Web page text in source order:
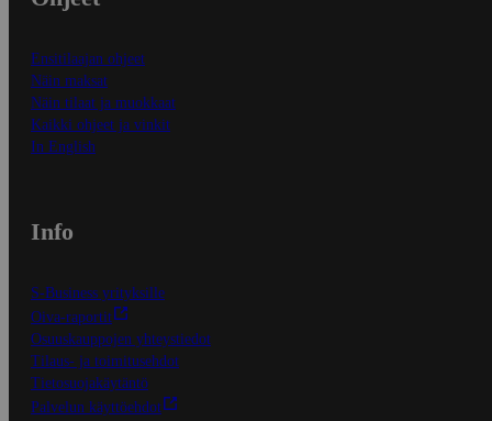
Ensitilaajan ohjeet
Näin maksat
Näin tilaat ja muokkaat
Kaikki ohjeet ja vinkit
In English
Info
S-Business yrityksille
Oiva-raportit
Osuuskauppojen yhteystiedot
Tilaus- ja toimitusehdot
Tietosuojakäytäntö
Palvelun käyttöehdot